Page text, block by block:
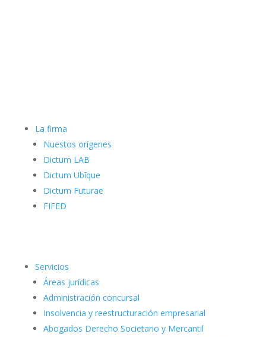
La firma
Nuestos orígenes
Dictum LAB
Dictum Ubīque
Dictum Futurae
FIFED
Servicios
Áreas jurídicas
Administración concursal
Insolvencia y reestructuración empresarial
Abogados Derecho Societario y Mercantil